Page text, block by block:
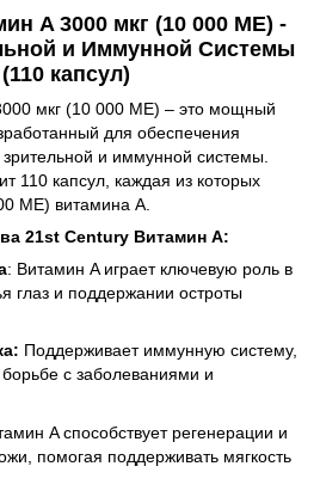
A 3000 мкг (10 000 МЕ) -
и Иммунной Системы
капсул)
мкг (10 000 МЕ) – это мощный
для обеспечения
и иммунной системы.
110 капсул, каждая из которых
МЕ) витамина A.
21st Century Витамин A:
: Витамин A играет ключевую роль в
глаз и поддержании остроты
Поддерживает иммунную систему,
с заболеваниями и
A способствует регенерации и
помогая поддерживать мягкость